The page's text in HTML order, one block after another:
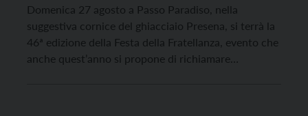
Domenica 27 agosto a Passo Paradiso, nella
suggestiva cornice del ghiacciaio Presena, si terrà la
46ª edizione della Festa della Fratellanza, evento che
anche quest’anno si propone di richiamare